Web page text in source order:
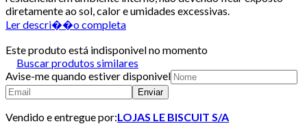
diretamente ao sol, calor e umidades excessivas.
Ler descri��o completa
Este produto está indisponivel no momento
Buscar produtos similares
Avise-me quando estiver disponivel
Enviar
Vendido e entregue por:LOJAS LE BISCUIT S/A